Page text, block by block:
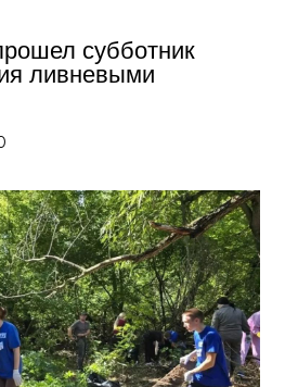
субботник
ливневыми